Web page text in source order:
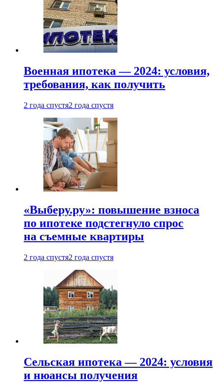
Военная ипотека — 2024: условия,
требования, как получить
2 года спустя2 года спустя
«Выберу.ру»: повышение взноса
по ипотеке подстегнуло спрос
на съемные квартиры
2 года спустя2 года спустя
Сельская ипотека — 2024: условия
и нюансы получения